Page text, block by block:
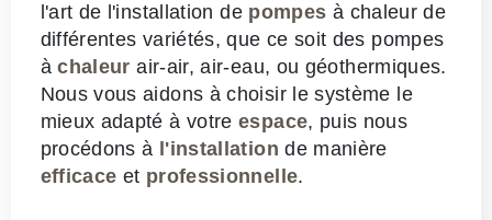
l'art de l'installation de pompes à chaleur de
différentes variétés, que ce soit des pompes
àchaleurair-air, air-eau, ou géothermiques.
Nous vous aidons à choisir le système le
mieux adapté à votreespace, puis nous
procédons à l'installationde manière
efficace et professionnelle.